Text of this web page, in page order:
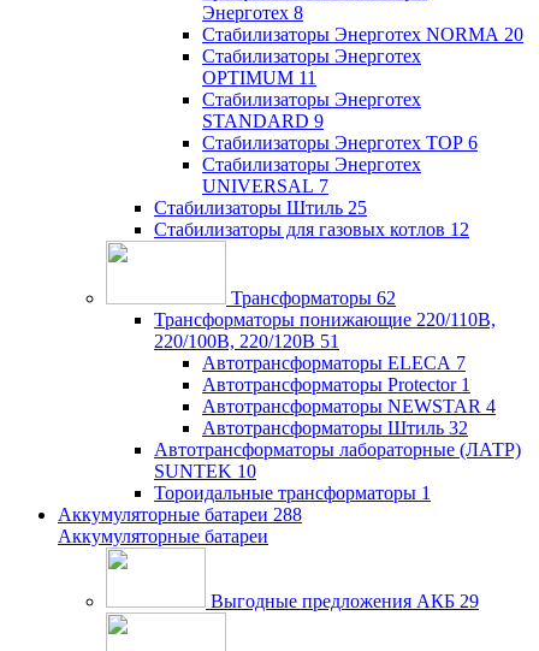
Энерготех 8
Стабилизаторы Энерготех NORMA 20
Стабилизаторы Энерготех
OPTIMUM 11
Стабилизаторы Энерготех
STANDARD 9
Стабилизаторы Энерготех TOP 6
Стабилизаторы Энерготех
UNIVERSAL 7
Стабилизаторы Штиль 25
Стабилизаторы для газовых котлов 12
Трансформаторы 62
Трансформаторы понижающие 220/110В,
220/100В, 220/120В 51
Автотрансформаторы ELECA 7
Автотрансформаторы Protector 1
Автотрансформаторы NEWSTAR 4
Автотрансформаторы Штиль 32
Автотрансформаторы лабораторные (ЛАТР)
SUNTEK 10
Тороидальные трансформаторы 1
Аккумуляторные батареи 288
Аккумуляторные батареи
Выгодные предложения АКБ 29